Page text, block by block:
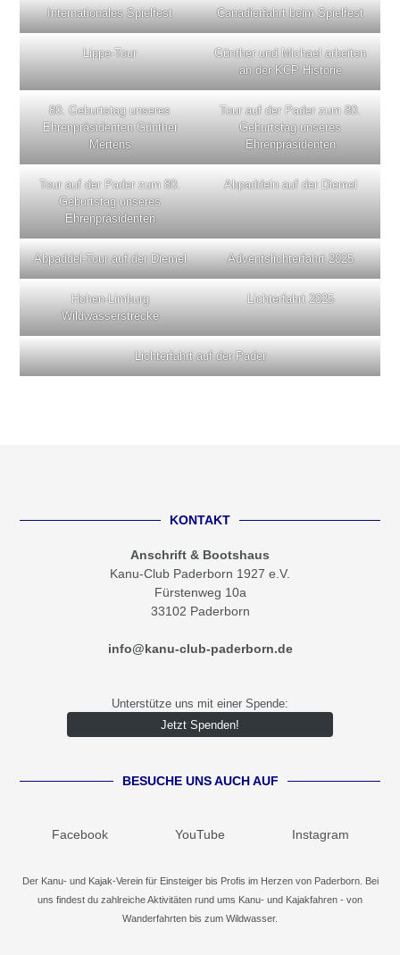
Internationales Spielfest Canadierfahrt beim Spielfest
Lippe-Tour
Günther und Michael arbeiten
an der KCP Historie
80. Geburtstag unseres
Ehrenpräsidenten Günther
Mertens
Tour auf der Pader zum 80.
Geburtstag unseres
Ehrenpräsidenten
Tour auf der Pader zum 80.
Geburtstag unseres
Ehrenpräsidenten
Abpaddeln auf der Diemel
Abpaddel-Tour auf der Diemel Adventslichterfahrt 2025
Hohen-Limburg
Wildwasserstrecke
Lichterfahrt 2025
Lichterfahrt auf der Pader
KONTAKT
Anschrift & Bootshaus
Kanu-Club Paderborn 1927 e.V.
Fürstenweg 10a
33102 Paderborn
info@kanu-club-paderborn.de
Unterstütze uns mit einer Spende:
Jetzt Spenden!
BESUCHE UNS AUCH AUF
Facebook YouTube Instagram
Der Kanu- und Kajak-Verein für Einsteiger bis Profis im Herzen von Paderborn. Bei
uns findest du zahlreiche Aktivitäten rund ums Kanu- und Kajakfahren - von
Wanderfahrten bis zum Wildwasser.